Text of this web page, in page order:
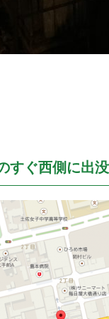
すぐ西側に出